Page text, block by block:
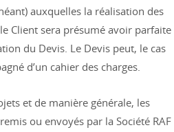
auxquelles la réalisation des
Client sera présumé avoir parfaite
du Devis. Le Devis peut, le cas
d’un cahier des charges.
et de manière générale, les
ou envoyés par la Société RAF